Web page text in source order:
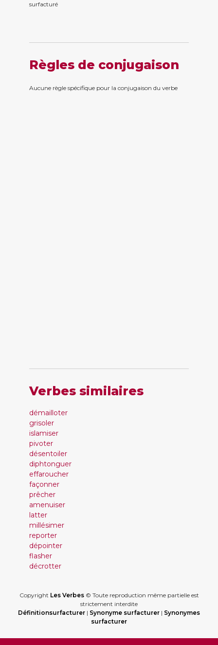
surfacturé
Règles de conjugaison
Aucune règle spécifique pour la conjugaison du verbe
Verbes similaires
démailloter
grisoler
islamiser
pivoter
désentoiler
diphtonguer
effaroucher
façonner
prêcher
amenuiser
latter
millésimer
reporter
dépointer
flasher
décrotter
Copyright Les Verbes© Toute reproduction même partielle est
strictement interdite
Définitionsurfacturer | Synonyme surfacturer | Synonymes
surfacturer